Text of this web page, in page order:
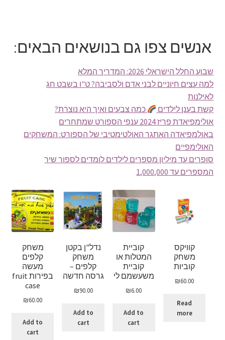
אנשים צפו גם בנושאים הבאים:
שבוע החלל הישראלי 2026: המדריך המלא
למה עצים חיוניים לבני אדם ולסביבה? ט"ו בשבט חג
לאילנות
קשת בענן לילדים
כמה צבעים ואיך היא נוצרת?
אולימפיאדת פריז 2024 ענפי הספורט שמתחרים
באולמפיאדה האתגר האולטימטיבי של הספורט: המשחקים
האולימפיים
סופרים עד מיליון מספרים לילדים לומדים לספור שיר
המספרים עד 1,000,000
קוויקס
משחק
קוביות
₪60.00
Read
more
קוביית
המטלות או
קוביית
משעשמם לי
₪6.00
Add to
cart
נדל"ן בקטן
משחק
קלפים –
גרסה חדשה
₪90.00
Add to
cart
משחק
קלפים
מעשה
בפירות fruit
case
₪60.00
Add to
cart